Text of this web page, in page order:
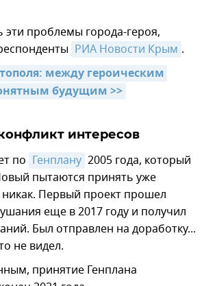
проблемы города-героя,
РИА Новости Крым .
между героическим
будущим >>
интересов
по Генплану 2005 года, который
пытаются принять уже
никак. Первый проект прошел
еще в 2017 году и получил
Был отправлен на доработку...
не видел.
принятие Генплана